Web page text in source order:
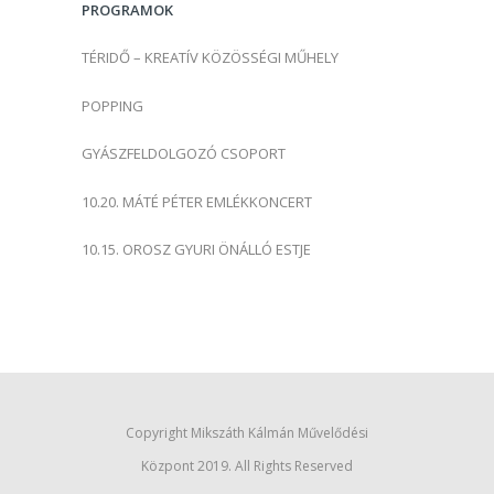
:PROGRAMOK
TÉRIDŐ – KREATÍV KÖZÖSSÉGI MŰHELY
POPPING
GYÁSZFELDOLGOZÓ CSOPORT
10.20. MÁTÉ PÉTER EMLÉKKONCERT
10.15. OROSZ GYURI ÖNÁLLÓ ESTJE
Copyright Mikszáth Kálmán Művelődési
Központ 2019. All Rights Reserved